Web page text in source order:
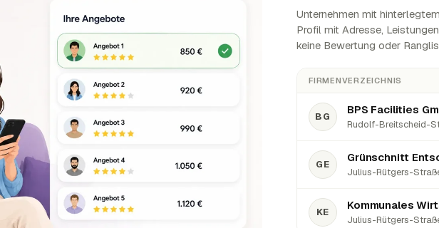
Unternehmen mit
Profil mit Adresse,
keine Bewertung oder
FIRMENVERZEICHNIS
BG
BPS Facilities
Rudolf-Breitscheid-
GE
Grünschnitt
Julius-Rütgers-
KE
Kommunales
Julius-Rütgers-